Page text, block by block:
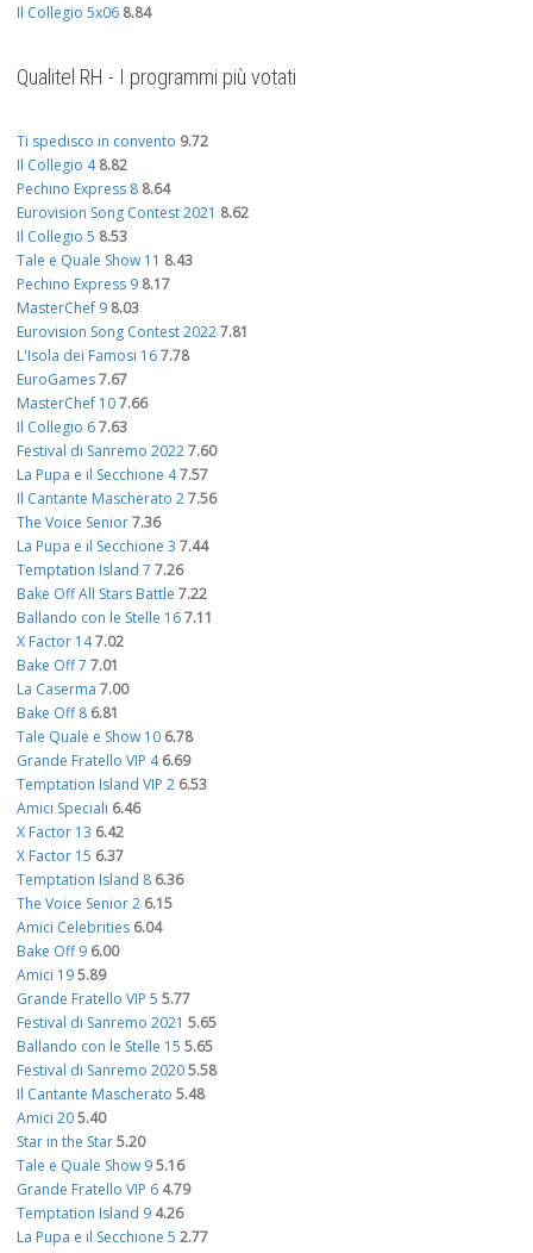
Il Collegio 5x06 8.84
Qualitel RH - I programmi più votati
Ti spedisco in convento 9.72
Il Collegio 4 8.82
Pechino Express 8 8.64
Eurovision Song Contest 2021 8.62
Il Collegio 5 8.53
Tale e Quale Show 11 8.43
Pechino Express 9 8.17
MasterChef 9 8.03
Eurovision Song Contest 20227.81
L'Isola dei Famosi 167.78
EuroGames7.67
MasterChef 107.66
Il Collegio 67.63
Festival di Sanremo 20227.60
La Pupa e il Secchione 47.57
Il Cantante Mascherato 27.56
The Voice Senior7.36
La Pupa e il Secchione 3 7.44
Temptation Island 7 7.26
Bake Off All Stars Battle 7.22
Ballando con le Stelle 167.11
X Factor 147.02
Bake Off 7 7.01
La Caserma 7.00
Bake Off 8 6.81
Tale Quale e Show 10 6.78
Grande Fratello VIP 4 6.69
Temptation Island VIP 2 6.53
Amici Speciali 6.46
X Factor 13 6.42
X Factor 15 6.37
Temptation Island 8 6.36
The Voice Senior 2 6.15
Amici Celebrities 6.04
Bake Off 9 6.00
Amici 195.89
Grande Fratello VIP 5 5.77
Festival di Sanremo 2021 5.65
Ballando con le Stelle 15 5.65
Festival di Sanremo 20205.58
Il Cantante Mascherato 5.48
Amici 205.40
Star in the Star5.20
Tale e Quale Show 95.16
Grande Fratello VIP 6 4.79
Temptation Island 9 4.26
La Pupa e il Secchione 5 2.77